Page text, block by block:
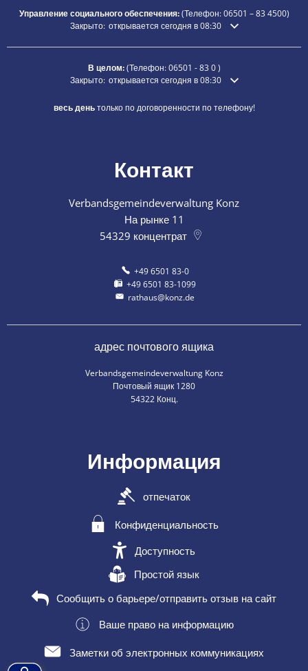
Управление социального обеспечения:(Телефон:06501 – 834500)
Нажмите, чтобы скрыть дополнительное время открытия
Закрыто: открывается сегодня в 08:30
В целом:(Телефон:06501 - 83 0)
Нажмите, чтобы скрыть дополнительное время открытия
Закрыто: открывается сегодня в 08:30
весь деньтолько по договоренности по телефону!
Контакт
Verbandsgemeindeverwaltung Konz
На рынке 11
54329 концентрат
+49 6501 83-0
+49 6501 83-1099
rathaus@konz.de
адрес почтового ящика
Verbandsgemeindeverwaltung Konz
Почтовый ящик 1280
54322 Конц.
Информация
отпечаток
Конфиденциальность
Доступность
Простой язык
Сообщить о барьере/отправить отзыв на сайт
Ваше право на информацию
Заметки об электронных коммуникациях